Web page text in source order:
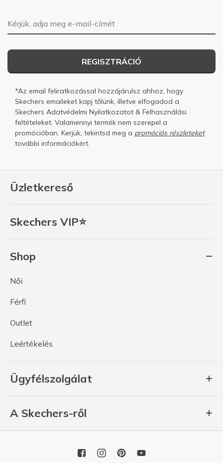
Üzletkereső
Skechers VIP⭐
Shop
Női
Férfi
Outlet
Leértékelés
Ügyfélszolgálat
A Skechers-ről
E-mail-cím
REGISZTRÁCIÓ
*Az email feliratkozással hozzájárulsz ahhoz, hogy
Skechers emaileket kapj tőlünk, illetve elfogadod a
Skechers Adatvédelmi Nyilatkozatot & Felhasználási
feltételeket. Valamennyi termék nem szerepel a
promócióban. Kerjük, tekintsd meg a promóciós részleteket
további információkért.